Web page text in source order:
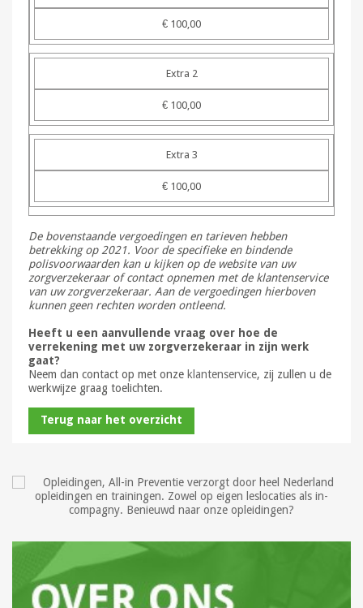
€ 100,00
Extra 2
€ 100,00
Extra 3
€ 100,00
De bovenstaande vergoedingen en tarieven hebben
betrekking op 2021. Voor de specifieke en bindende
polisvoorwaarden kan u kijken op de website van uw
zorgverzekeraar of contact opnemen met de klantenservice
van uw zorgverzekeraar. Aan de vergoedingen hierboven
kunnen geen rechten worden ontleend.
Heeft u een aanvullende vraag over hoe de
verrekening met uw zorgverzekeraar in zijn werk
gaat?
Neem dan contact op met onze klantenservice, zij zullen u de
werkwijze graag toelichten.
Terug naar het overzicht